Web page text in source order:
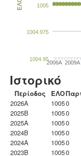
2006A 2009A
1004.95
1004.975
1005
ΕΛΟ
Ιστορικό
Περίοδος ΕΛΟ
2026A
10050
2025B
10050
2025A
10050
2024B
10050
2024A
10050
2023B
10050